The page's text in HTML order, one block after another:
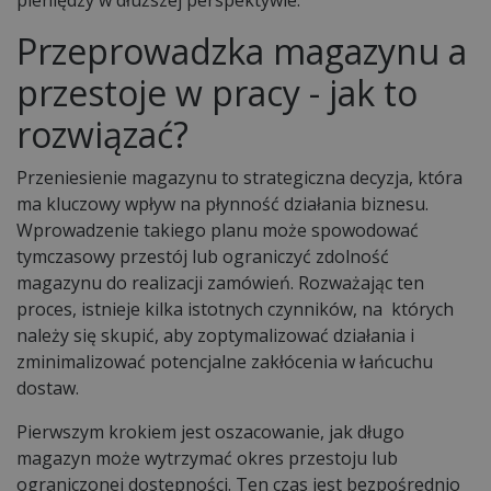
Przeprowadzka magazynu a
przestoje w pracy - jak to
rozwiązać?
Przeniesienie magazynu to strategiczna decyzja, która
ma kluczowy wpływ na płynność działania biznesu.
Wprowadzenie takiego planu może spowodować
tymczasowy przestój lub ograniczyć zdolność
magazynu do realizacji zamówień. Rozważając ten
proces, istnieje kilka istotnych czynników, na których
należy się skupić, aby zoptymalizować działania i
zminimalizować potencjalne zakłócenia w łańcuchu
dostaw.
Pierwszym krokiem jest oszacowanie, jak długo
magazyn może wytrzymać okres przestoju lub
ograniczonej dostępności. Ten czas jest bezpośrednio